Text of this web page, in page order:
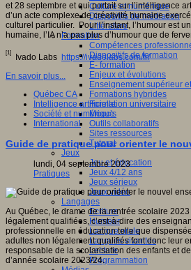
Culture et numérique
Dispositifs de médiation
Littérature
Formation
Compétences
Dispositifs de formation
E- formation
Enjeux et évolutions
Enseignement supérieur
Formations hybrides
Formation universitaire
Mooc’s
Outils collaboratifs
Sites ressources
Tutorat
Jeux
Jeu et éducation
Jeux 4/12 ans
Jeux sérieux
Jeux vidéo
Langages
Ecriture
Humour
Langue orale
Langues vivantes
Lecture
Programmation
et 28 septembre et qui portait sur l’intelligence
d’un acte complexe de créativité humaine
culturel particulier. Pour l’instant, l’humour est
humaine, l’IA n’a pas plus d’humour que de
[1]
Ivado Labs https://ivadolabs.com/fr/
En savoir plus...
Québec CA
Intelligence artificielle
Société et numérique
International
Guide de pratique pour orienter le
lundi, 04 septembre 2023
Pratiques
Au Québec, le drame de la rentrée scolaire
légalement qualifiées, c’est-à-dire des
professionnelle en éducation telle que
adultes non légalement qualifiés font donc leur
responsable de la scolarisation des enfants et
d’année scolaire 2023/24.